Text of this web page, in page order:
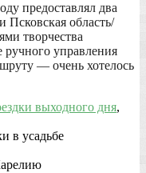
предоставлял два
область/
творчества
управления
— очень хотелось
выходного дня,
в усадьбе